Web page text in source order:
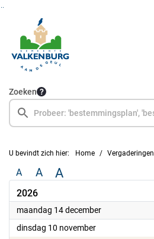
Zoeken
U bevindt zich hier: Home Vergaderingen
A A A
2026
maandag 14 december2026
dinsdag 10 november2026